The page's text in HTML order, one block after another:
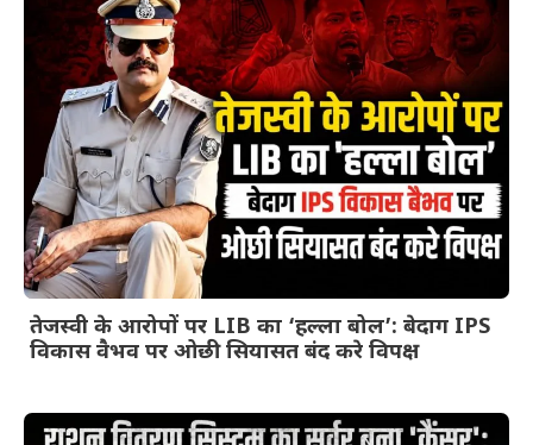
तेजस्वी के आरोपों पर LIB का ‘हल्ला बोल’: बेदाग IPS
विकास वैभव पर ओछी सियासत बंद करे विपक्ष